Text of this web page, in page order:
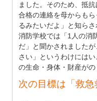
ました。そのため、抵
合格の連絡を母からも
るみたいだよ」と知ら
消防学校では「1人の消
だ」と聞かされました
さい」というわけには
の生命・身体・財産が
次の目標は「救